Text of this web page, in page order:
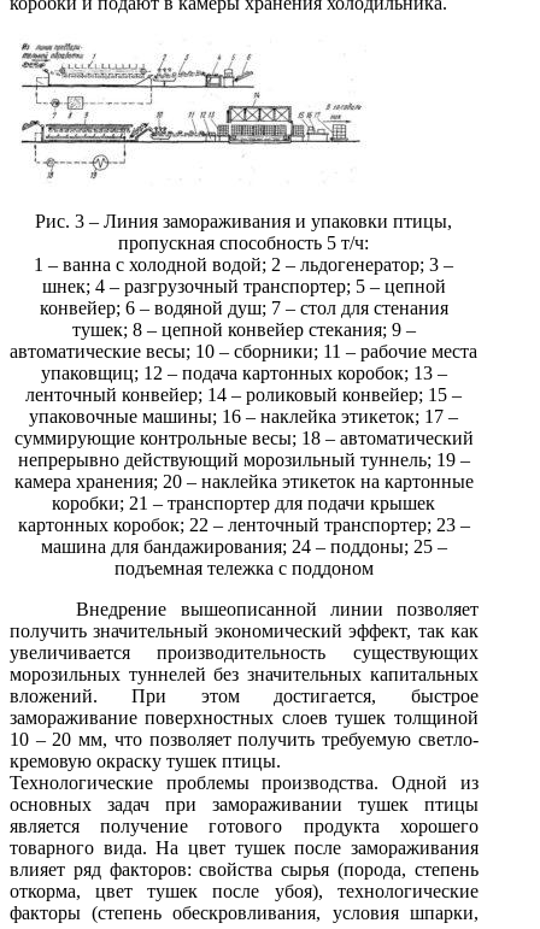
Рис. 3 – Линия замораживания и упаковки птицы,
пропускная способность 5 т/ч:
1 – ванна с холодной водой; 2 – льдогенератор; 3 –
шнек; 4 – разгрузочный транспортер; 5 – цепной
конвейер; 6 – водяной душ; 7 – стол для стенания
тушек; 8 – цепной конвейер стекания; 9 –
автоматические весы; 10 – сборники; 11 – рабочие места
упаковщиц; 12 – подача картонных коробок; 13 –
ленточный конвейер; 14 – роликовый конвейер; 15 –
упаковочные машины; 16 – наклейка этикеток; 17 –
суммирующие контрольные весы; 18 – автоматический
непрерывно действующий морозильный туннель; 19 –
камера хранения; 20 – наклейка этикеток на картонные
коробки; 21 – транспортер для подачи крышек
картонных коробок; 22 – ленточный транспортер; 23 –
машина для бандажирования; 24 – поддоны; 25 –
подъемная тележка с поддоном
Внедрение вышеописанной линии позволяет
получить значительный экономический эффект, так как
увеличивается производительность существующих
морозильных туннелей без значительных капитальных
вложений. При этом достигается, быстрое
замораживание поверхностных слоев тушек толщиной
10 – 20 мм, что позволяет получить требуемую светло-
кремовую окраску тушек птицы.
Технологические проблемы производства. Одной из
основных задач при замораживании тушек птицы
является получение готового продукта хорошего
товарного вида. На цвет тушек после замораживания
влияет ряд факторов: свойства сырья (порода, степень
откорма, цвет тушек после убоя), технологические
факторы (степень обескровливания, условия шпарки,